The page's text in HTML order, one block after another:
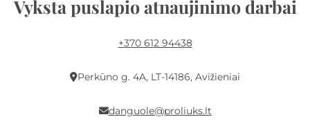
Vyksta puslapio atnaujinimo darbai
+370 612 94438
Perkūno g. 4A, LT-14186, Avižieniai
danguole@proliuks.lt